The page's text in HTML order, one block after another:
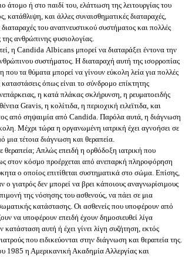
άτομο ή στο παιδί του, ελάττωση της λειτουργίας του
κατάθλιψη, και άλλες συναισθηματικές διαταραχές,
του αναπνευστικού συστήματος και πολλές
της ανθρώπινης φυσιολογίας.
η Candida Αlbicans μπορεί να διαταράξει έντονα την
συστήματος. Η διαταραχή αυτή της ισορροπίας
που τα θύματα μπορεί να γίνουν εύκολη λεία για πολλές
καταστάσεις όπως είναι το σύνδρομο επίκτητης
η κατά πλάκας σκλήρυνση, η ρευματοειδής
Gravis, η κολίτιδα, η περιοχική ειλεϊτιδα, και
από σηψαιμία από Candida. Παρόλα αυτά, η διάγνωση
Μέχρι τώρα η οργανωμένη ιατρική έχει αγνοήσει σε
μια τέτοια διάγνωση και θεραπεία.
θεραπεία; Απλώς επειδή η ορθόδοξη ιατρική που
στον κόσμο προέρχεται από ανεπαρκή πληροφόρηση
ο οποίος επιτίθεται συστηματικά στο σώμα. Επίσης,
ο γιατρός δεν μπορεί να βρει κάποιους αναγνωρίσιμους
της νόσησης του ασθενούς, να πάει σε μια
κατάστασης. Οι ασθενείς που υποφέρουν από
να υποφέρουν επειδή έχουν δημοσιευθεί λίγα
κατάσταση αυτή ή έχει γίνει λίγη συζήτηση, εκτός
που ειδικεύονται στην διάγνωση και θεραπεία της.
1985 η Αμερικανική Ακαδημία Αλλεργίας και